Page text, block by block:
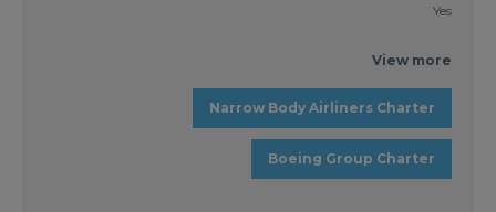
Yes
View more
Narrow Body Airliners Charter
Boeing Group Charter